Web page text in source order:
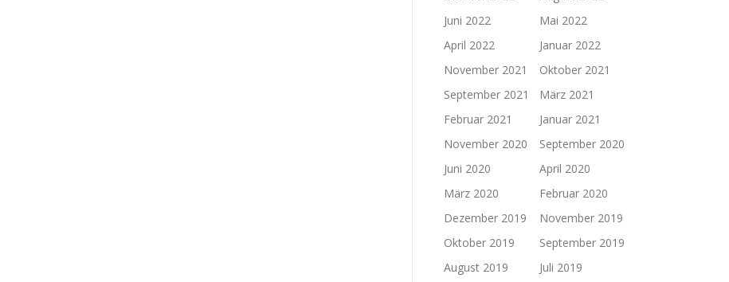
Juni 2022
Mai 2022
April 2022
Januar 2022
November 2021
Oktober 2021
September 2021
März 2021
Februar 2021
Januar 2021
November 2020
September 2020
Juni 2020
April 2020
März 2020
Februar 2020
Dezember 2019
November 2019
Oktober 2019
September 2019
August 2019
Juli 2019